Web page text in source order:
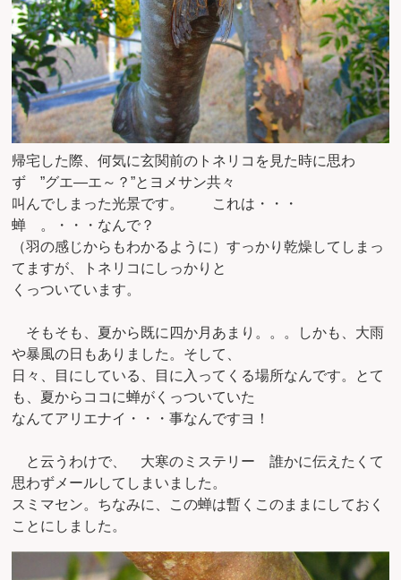
帰宅した際、何気に玄関前のトネリコを見た時に思わ
ず ”グエ―エ～？”とヨメサン共々
叫んでしまった光景です。 これは・・・
蝉 。・・・なんで？
（羽の感じからもわかるように）すっかり乾燥してしまっ
てますが、トネリコにしっかりと
くっついています。
そもそも、夏から既に四か月あまり。。。しかも、大雨
や暴風の日もありました。そして、
日々、目にしている、目に入ってくる場所なんです。とて
も、夏からココに蝉がくっついていた
なんてアリエナイ・・・事なんですヨ！
と云うわけで、 大寒のミステリー 誰かに伝えたくて
思わずメールしてしまいました。
スミマセン。ちなみに、この蝉は暫くこのままにしておく
ことにしました。